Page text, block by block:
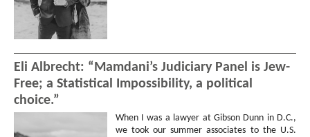
Eli Albrecht: “Mamdani’s Judiciary Panel is Jew-
Free; a Statistical Impossibility, a political
choice.”
When I was a lawyer at Gibson Dunn in D.C.,
we took our summer associates to the U.S.